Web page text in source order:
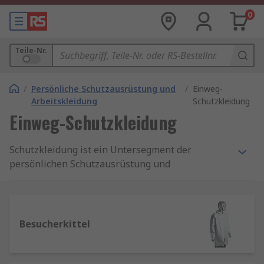
0
Teile-Nr.
/ Persönliche Schutzausrüstung und
Arbeitskleidung
/ Einweg-
Schutzkleidung
Einweg-Schutzkleidung
Schutzkleidung ist ein Untersegment der
persönlichen Schutzausrüstung und
nach Anwendung. Schutzkleidung ist ein
wichtiger Bestandteil des täglichen Schutzes an
einigen Arbeitsplätzen und schützt Benutzer vor
Besucherkittel